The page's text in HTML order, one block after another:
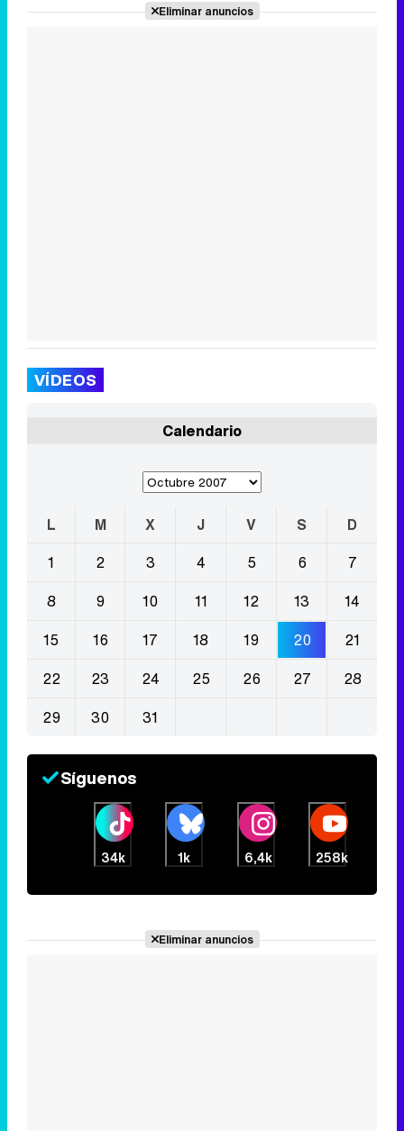
Eliminar anuncios
VÍDEOS
Calendario
L M X J V S
D
1
2 3 4 5 6
7
8
9 10 11 12 13
14
15
16 17 18 19 20
21
22
23 24 25 26 27
28
29
30 31
Síguenos
34k 1k 6,4k 258k
Eliminar anuncios